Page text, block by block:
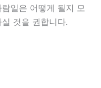
일은 어떻게 될지 모
것을 권합니다.